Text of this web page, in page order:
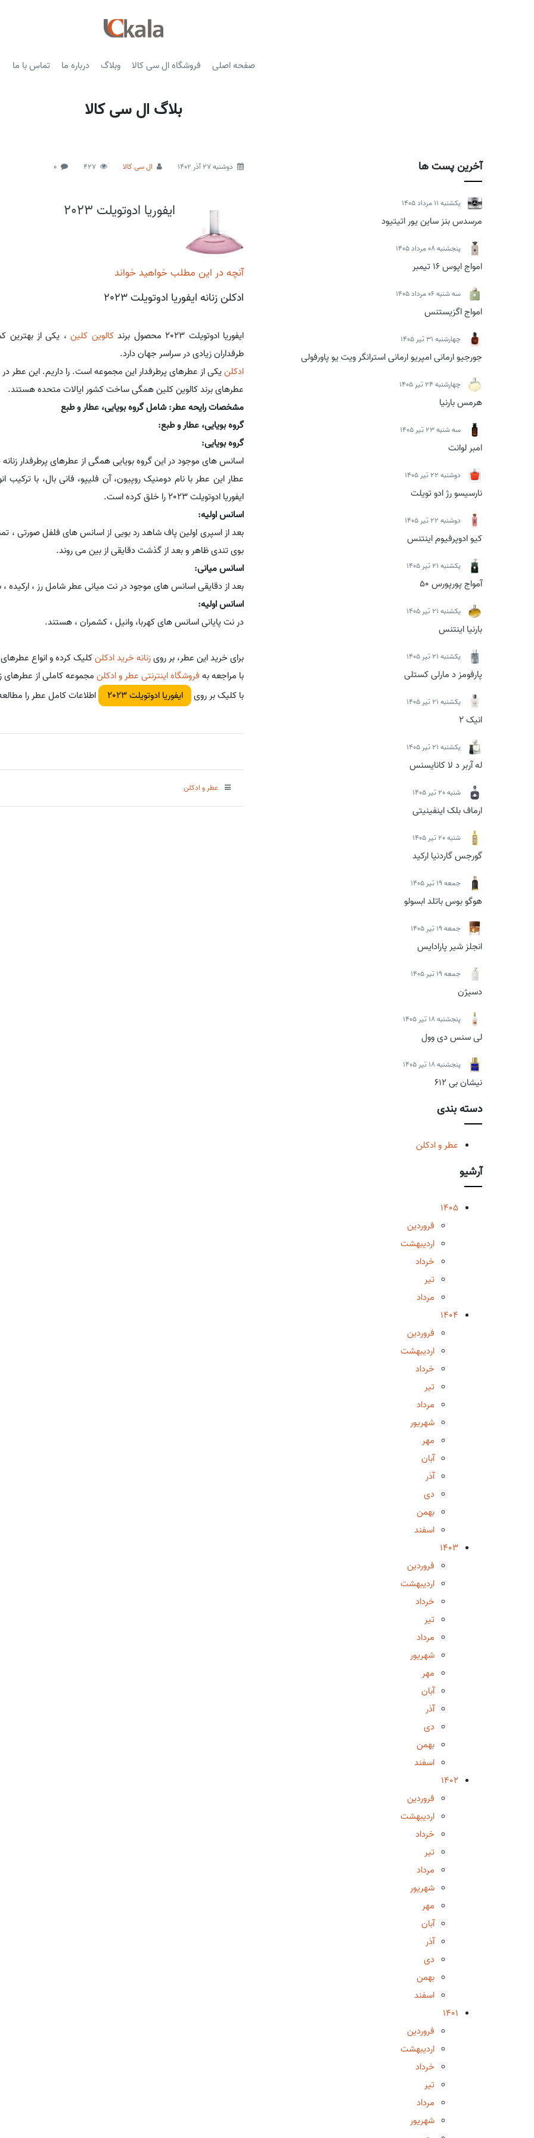
صفحه اصلی فروشگاه ال سی کالا وبلاگ درباره ما تماس با ما
بلاگ ال سی کالا
آخرین پست ها
يكشنبه 11 مرداد 1405
مرسدس بنز ساین یور اتیتیود
پنجشنبه 08 مرداد 1405
امواج اپوس 16 تیمبر
سه شنبه 06 مرداد 1405
امواج اگزیستنس
چهارشنبه 31 تیر 1405
جورجیو ارمانی امپریو ارمانی استرانگر ویت یو پاورفولی
چهارشنبه 24 تیر 1405
هرمس بارنیا
سه شنبه 23 تیر 1405
امبر لوانت
دوشنبه 22 تیر 1405
نارسیسو رژ ادو تویلت
دوشنبه 22 تیر 1405
کیو ادوپرفیوم اینتنس
يكشنبه 21 تیر 1405
آمواج پورپورس 50
يكشنبه 21 تیر 1405
بارنیا اینتنس
يكشنبه 21 تیر 1405
پارفومز د مارلی کستلی
يكشنبه 21 تیر 1405
انیک 2
يكشنبه 21 تیر 1405
له آربر د لا کانایسنس
شنبه 20 تیر 1405
ارماف بلک اینفینیتی
شنبه 20 تیر 1405
گورجس گاردنیا ارکید
جمعه 19 تیر 1405
هوگو بوس باتلد ابسولو
جمعه 19 تیر 1405
انجلز شیر پارادایس
جمعه 19 تیر 1405
دسیژن
پنجشنبه 18 تیر 1405
لی سنس دی وول
پنجشنبه 18 تیر 1405
نیشان بی 612
دسته بندی
عطر و ادکلن
آرشیو
1405
فروردین
اردیبهشت
خرداد
تیر
مرداد
1404
فروردین
اردیبهشت
خرداد
تیر
مرداد
شهریور
مهر
آبان
آذر
دی
بهمن
اسفند
1403
فروردین
اردیبهشت
خرداد
تیر
مرداد
شهریور
مهر
آبان
آذر
دی
بهمن
اسفند
1402
فروردین
اردیبهشت
خرداد
تیر
مرداد
شهریور
مهر
آبان
آذر
دی
بهمن
اسفند
1401
فروردین
اردیبهشت
خرداد
تیر
مرداد
شهریور
دوشنبه 27 آذر 1402 ال سی کالا 427
0
ایفوریا ادوتویلت 2023
آنچه در این مطلب خواهید خواند
ادکلن زنانه ایفوریا ادوتویلت 2023
ایفوریا ادوتویلت 2023 محصول برند کالوین کلین، یکی از بهترین
طرفداران زیادی در سراسر جهان دارد.
ادکلنیکی از عطرهای پرطرفدار این مجموعه است. را داریم. این عطر در سال 2023 به بازار
عطرهای برند کالوین کلین همگی ساخت کشور ایالات متحده هستند.
مشخصات رایحه عطر: شامل گروه بویایی، عطار و طبع
گروه بویایی، عطار و طبع:
گروه بویایی:
اسانس های موجود در این گروه بویایی همگی از عطرهای پرطرفدار زنانه
عطار این عطر با نام دومنیک روپیون، آن فلیپو، فانی بال، با ترکیب
ایفوریا ادوتویلت 2023 را خلق کرده است.
اسانس اولیه:
بعد از اسپری اولین پاف شاهد رد بویی از اسانس های فلفل صورتی ،
بوی تندی ظاهر و بعد از گذشت دقایقی از بین می روند.
اسانس میانی:
بعد از دقایقی اسانس های موجود در نت میانی عطر شامل رز ، ارکیده ،
اسانس اولیه:
در نت پایانی اسانس های کهربا، وانیل ، کشمران ، هستند.
برای خرید این عطر، بر رویزنانه خرید ادکلنکلیک کرده و انواع
با مراجعه به فروشگاه اینترنتی عطر و ادکلن مجموعه کاملی از عطرهای
با کلیک بر روی
ایفوریا ادوتویلت 2023 اطلاعات کامل عطر را
عطر و ادکلن